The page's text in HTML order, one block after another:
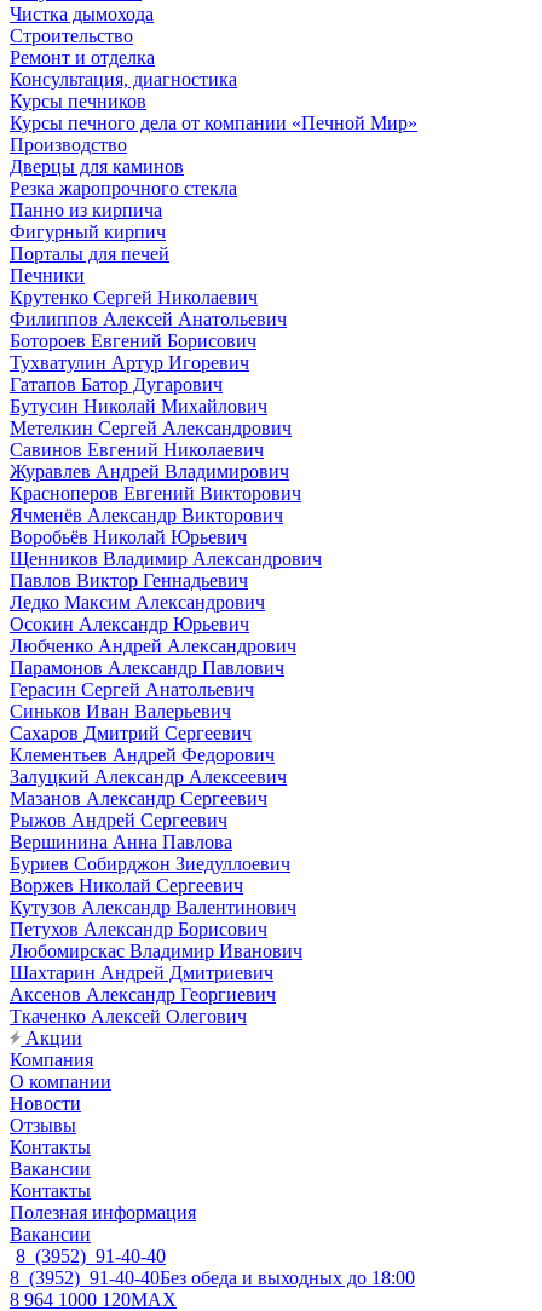
Чистка дымохода
Строительство
Ремонт и отделка
Консультация, диагностика
Курсы печников
Курсы печного дела от компании «Печной Мир»
Производство
Дверцы для каминов
Резка жаропрочного стекла
Панно из кирпича
Фигурный кирпич
Порталы для печей
Печники
Крутенко Сергей Николаевич
Филиппов Алексей Анатольевич
Ботороев Евгений Борисович
Тухватулин Артур Игоревич
Гатапов Батор Дугарович
Бутусин Николай Михайлович
Метелкин Сергей Александрович
Савинов Евгений Николаевич
Журавлев Андрей Владимирович
Красноперов Евгений Викторович
Ячменёв Александр Викторович
Воробьёв Николай Юрьевич
Щенников Владимир Александрович
Павлов Виктор Геннадьевич
Ледко Максим Александрович
Осокин Александр Юрьевич
Любченко Андрей Александрович
Парамонов Александр Павлович
Герасин Сергей Анатольевич
Синьков Иван Валерьевич
Сахаров Дмитрий Сергеевич
Клементьев Андрей Федорович
Залуцкий Александр Алексеевич
Мазанов Александр Сергеевич
Рыжов Андрей Сергеевич
Вершинина Анна Павлова
Буриев Собирджон Зиедуллоевич
Воржев Николай Сергеевич
Кутузов Александр Валентинович
Петухов Александр Борисович
Любомирскас Владимир Иванович
Шахтарин Андрей Дмитриевич
Аксенов Александр Георгиевич
Ткаченко Алексей Олегович
Акции
Компания
О компании
Новости
Отзывы
Контакты
Вакансии
Контакты
Полезная информация
Вакансии
8 (3952) 91-40-40
8 (3952) 91-40-40Без обеда и выходных до 18:00
8 964 1000 120MAX